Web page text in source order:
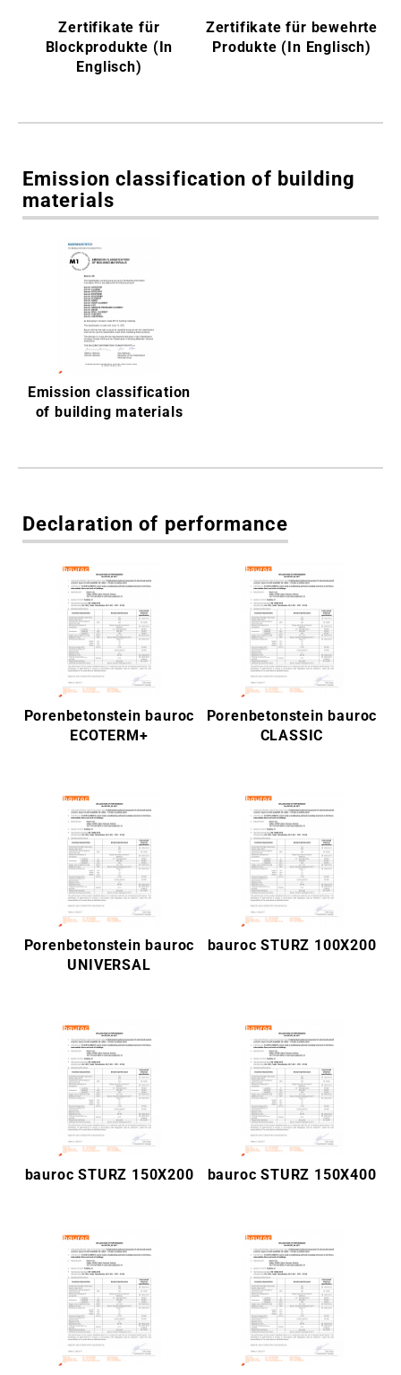
Blocco-U
Strumenti ausiliari
La posa dei blocchi
Referenze
Contattaci
Area download
Sito internazionale
Zertifikate für
Blockprodukte (In
Englisch)
Zertifikate für bewehrte
Produkte (In Englisch)
Emission classification of building
materials
Emission classification
of building materials
Declaration of performance
Porenbetonstein bauroc
ECOTERM+
Porenbetonstein bauroc
CLASSIC
Porenbetonstein bauroc
UNIVERSAL
bauroc STURZ 100X200
bauroc STURZ 150X200 bauroc STURZ 150X400